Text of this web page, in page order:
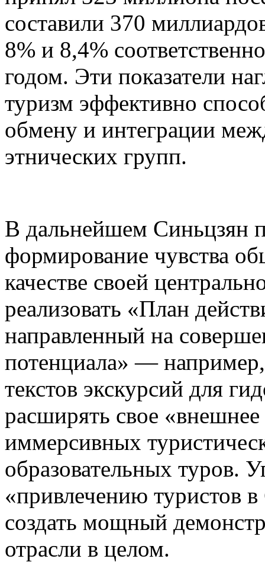
составили 370
8% и 8,4%
годом. Эти показатели
туризм эффективно
обмену и интеграции
этнических групп.
В дальнейшем Синьцзян
формирование чувства
качестве своей
реализовать «План
направленный на
потенциала» — например,
текстов экскурсий для
расширять свое «внешнее
иммерсивных
образовательных туров.
«привлечению туристов
создать мощный
отрасли в целом.